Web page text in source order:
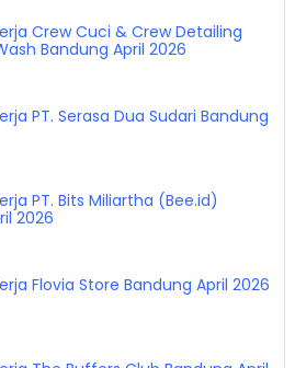
Crew Cuci & Crew Detailing
Bandung April 2026
PT. Serasa Dua Sudari Bandung
PT. Bits Miliartha (Bee.id)
2026
Flovia Store Bandung April 2026